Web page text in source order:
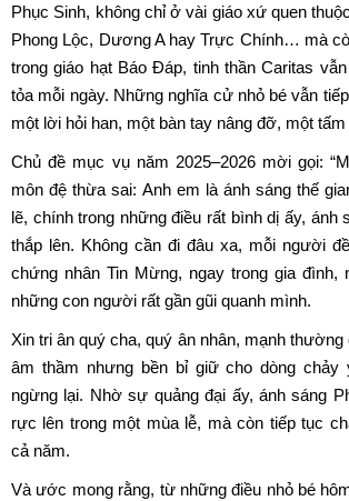
Phục Sinh, không chỉ ở vài giáo xứ quen
Phong Lộc, Dương A hay Trực Chính… mà
trong giáo hạt Báo Đáp, tinh thần Caritas
tỏa mỗi ngày. Những nghĩa cử nhỏ bé vẫn
một lời hỏi han, một bàn tay nâng đỡ, một
Chủ đề mục vụ năm 2025–2026 mời gọi:
môn đệ thừa sai: Anh em là ánh sáng thế
lẽ, chính trong những điều rất bình dị ấy, ánh
thắp lên. Không cần đi đâu xa, mỗi người
chứng nhân Tin Mừng, ngay trong gia đình,
những con người rất gần gũi quanh mình.
Xin tri ân quý cha, quý ân nhân, mạnh
âm thầm nhưng bền bỉ giữ cho dòng chảy
ngừng lại. Nhờ sự quảng đại ấy, ánh sáng
rực lên trong một mùa lễ, mà còn tiếp tục
cả năm.
Và ước mong rằng, từ những điều nhỏ bé